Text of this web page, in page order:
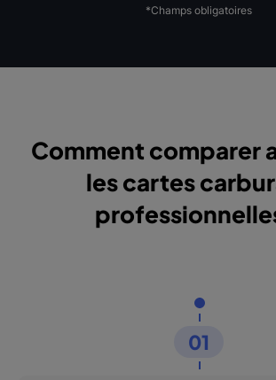
*Champs obligatoires
Comment comparer
les cartes
01